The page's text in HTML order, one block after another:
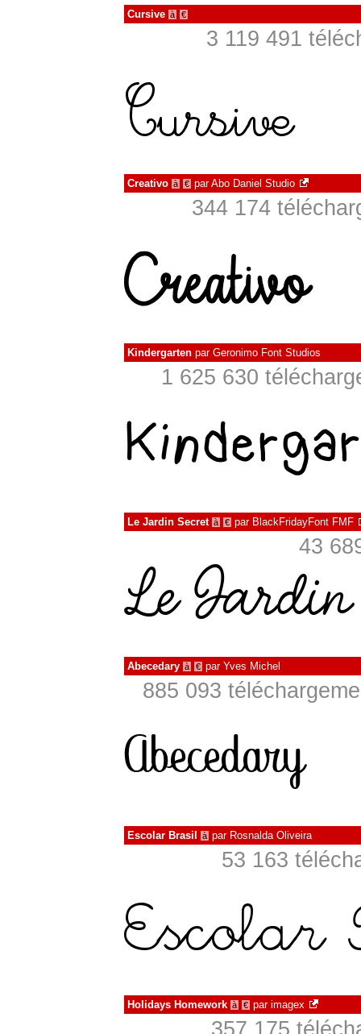
Cursive à €
3 119 491
Creativo à € parAbo Daniel Studio
344 174
Kindergarten par Geronimo Font Studios
1 625 630
Le Jardin Secret à € par BlackFridayFont FMF
43
Abecedary à € par Yves Michel
885 093
Escolar Brasil à par Rosnalda Oliveira
53 163
Holidays Homework à € par imagex
357 175